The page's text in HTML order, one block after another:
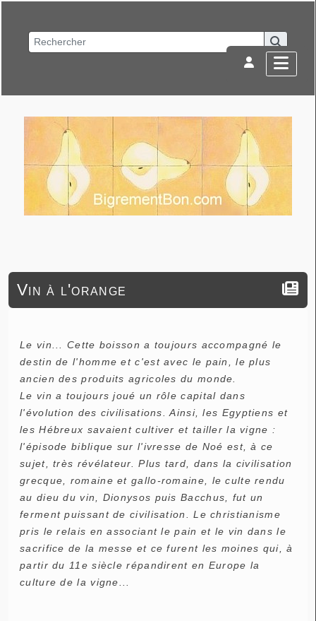
Vin à l'orange
Le vin... Cette boisson a toujours accompagné le
destin de l'homme et c'est avec le pain, le plus
ancien des produits agricoles du monde.
Le vin a toujours joué un rôle capital dans
l'évolution des civilisations. Ainsi, les Egyptiens et
les Hébreux savaient cultiver et tailler la vigne :
l'épisode biblique sur l'ivresse de Noé est, à ce
sujet, très révélateur. Plus tard, dans la civilisation
grecque, romaine et gallo-romaine, le culte rendu
au dieu du vin, Dionysos puis Bacchus, fut un
ferment puissant de civilisation. Le christianisme
pris le relais en associant le pain et le vin dans le
sacrifice de la messe et ce furent les moines qui, à
partir du 11e siècle répandirent en Europe la
culture de la vigne...